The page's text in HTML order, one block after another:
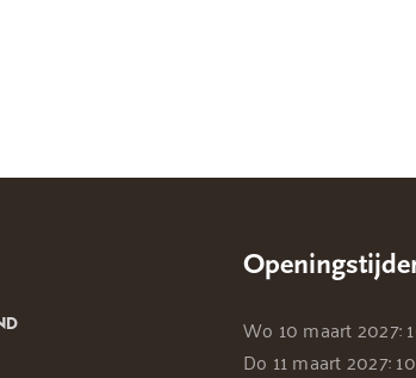
Wo 10 maart 2027:
Do 11 maart 2027: